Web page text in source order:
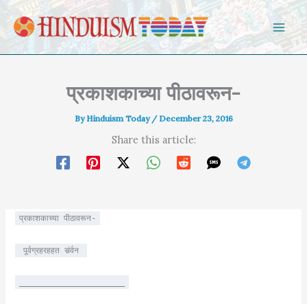
Skip to content
प्रकाशकाच्या पीठावरून-
ByHinduism Today /December 23, 2016
Share this article:
प्रकाशकाच्या पीठावरून-
पूर्वग्रहरहहत संर्र्वन